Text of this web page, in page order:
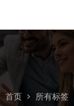
容列
首页 所有标签